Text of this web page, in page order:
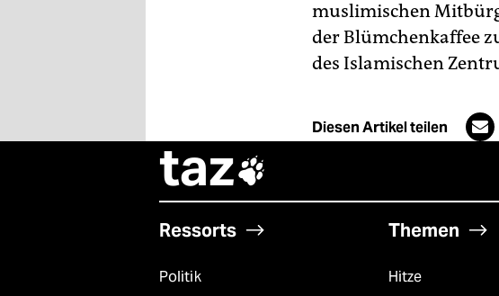
muslimischen
der Blümchenkaffee
des Islamischen
Diesen Artikel teilen
taz
Ressorts
Politik
Themen
Hitze